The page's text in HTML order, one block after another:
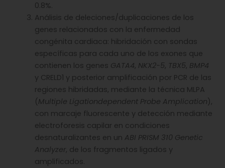
0.8%.
Análisis de deleciones/duplicaciones de los
genes relacionados con la enfermedad
congénita cardiaca: hibridación con sondas
específicas para cada uno de los exones que
contienen los genes GATA4, NKX2-5, TBX5, BMP4
y CRELD1 y posterior amplificación por PCR de las
regiones hibridadas, mediante la técnica MLPA
(Multiple Ligationdependent Probe Amplication),
con marcaje fluorescente y detección mediante
electroforesis capilar en condiciones
desnaturalizantes en un ABI PRISM 310 Genetic
Analyzer, de los fragmentos ligados y
amplificados.